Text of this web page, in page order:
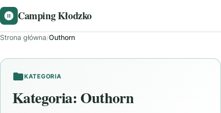
Camping Kłodzko
Strona główna/Outhorn
KATEGORIA
Kategoria: Outhorn